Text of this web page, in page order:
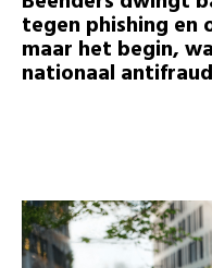
tegen phishing en
maar het begin,
nationaal